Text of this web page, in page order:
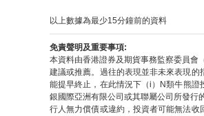
以上數據為最少15分鐘前的資料
免責聲明及重要事項:
本資料由香港證券及期貨事務監察委員會
建議或推薦。過往的表現並非未來表現
能提早終止，在此情況下（i）N類牛熊
銀國際亞洲有限公司或其聯屬公司所發行
行人無力償債或違約，投資者可能無法